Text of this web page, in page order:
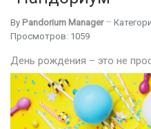
By Pandorium Manager
Просмотров: 1059
День рождения – это не